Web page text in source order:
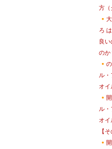
方（
ろ
良
のか
ル
オイ
ル
オイ
【